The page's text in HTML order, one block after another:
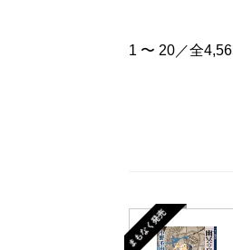
1 〜 20／全
まもなく発売